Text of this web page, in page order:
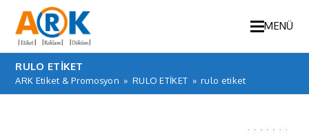
MENÜ
RULO ETIKET
ARK Etiket & Promosyon » RULO ETİKET » rulo etiket